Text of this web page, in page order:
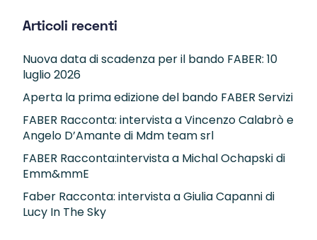
Articoli recenti
Nuova data di scadenza per il bando FABER: 10
luglio 2026
Aperta la prima edizione del bando FABER Servizi
FABER Racconta: intervista a Vincenzo Calabrò e
Angelo D’Amante di Mdm team srl
FABER Racconta:intervista a Michal Ochapski di
Emm&mmE
Faber Racconta: intervista a Giulia Capanni di
Lucy In The Sky